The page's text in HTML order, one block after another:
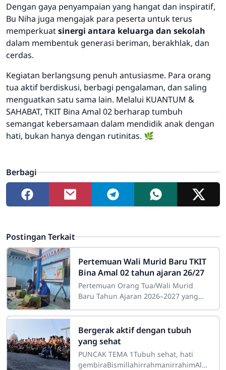
Dengan gaya penyampaian yang hangat dan inspiratif,
Bu Niha juga mengajak para peserta untuk terus
memperkuatsinergi antara keluarga dan sekolah
dalam membentuk generasi beriman, berakhlak, dan
cerdas.
Kegiatan berlangsung penuh antusiasme. Para orang
tua aktif berdiskusi, berbagi pengalaman, dan saling
menguatkan satu sama lain. Melalui KUANTUM &
SAHABAT, TKIT Bina Amal 02 berharap tumbuh
semangat kebersamaan dalam mendidik anak dengan
hati, bukan hanya dengan rutinitas. 🌿
Berbagi
Postingan Terkait
Pertemuan Wali Murid Baru TKIT
Bina Amal 02 tahun ajaran 26/27
Pertemuan Orang Tua/Wali Murid
Baru Tahun Ajaran 2026–2027 yang
2026, berlangsung dengan meriah,
hangat dan
Bergerak aktif dengan tubuh
yang sehat
PUNCAK TEMA 1Tubuh sehat, hati
gembiraBismillahirrahmanirrahimAlha